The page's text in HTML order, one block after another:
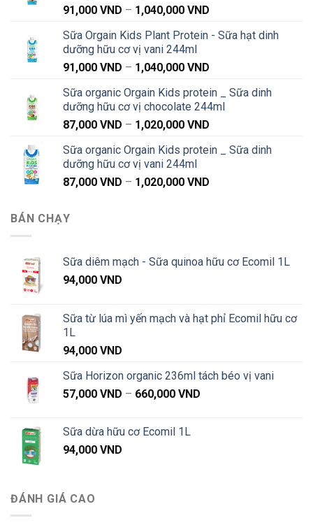
91,000 VND – 1,040,000 VND
từ
Sữa Orgain Kids Plant Protein - Sữa hạt dinh
dưỡng hữu cơ vị vani 244ml
91,000 VND – 1,040,000 VND
từ
91,000 VND
Sữa organic Orgain Kids protein _ Sữa dinh
dưỡng hữu cơ vị chocolate 244ml
87,000 VND – 1,020,000 VND
từ
Sữa organic Orgain Kids protein _ Sữa dinh
dưỡng hữu cơ vị vani 244ml
87,000 VND – 1,020,000 VND
1,020,000 VND
BÁN CHẠY
Sữa diêm mạch - Sữa quinoa hữu cơ Ecomil 1L
94,000 VND
Sữa từ lúa mì yến mạch và hạt phỉ Ecomil hữu cơ
1L
94,000 VND
Sữa Horizon organic 236ml tách béo vị vani
57,000 VND – 660,000 VND
Sữa dừa hữu cơ Ecomil 1L
94,000 VND
ĐÁNH GIÁ CAO